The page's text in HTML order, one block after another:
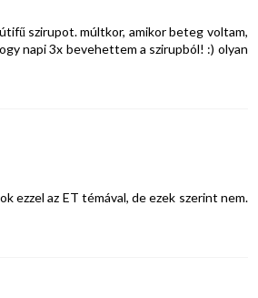
szirupot. múltkor, amikor beteg voltam,
napi 3x bevehettem a szirupból! :) olyan
ezzel az ET témával, de ezek szerint nem.